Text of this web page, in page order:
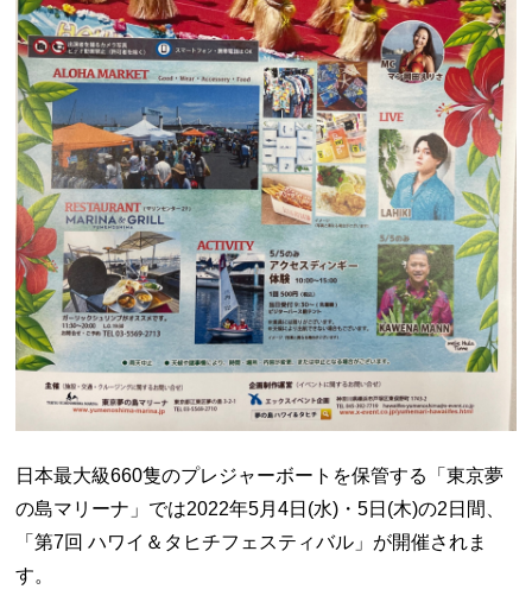
日本最大級660隻のプレジャーボートを保管する「東京夢
の島マリーナ」では2022年5月4日(水)・5日(木)の2日間、
「第7回 ハワイ＆タヒチフェスティバル」が開催されま
す。